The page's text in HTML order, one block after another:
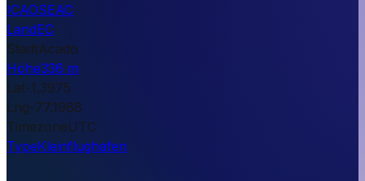
ICAOSEAC
LandEC
StadtAcado
Höhe336 m
Lat-1.3975
Lng-77.1988
TimezoneUTC
TypeKleinflughafen